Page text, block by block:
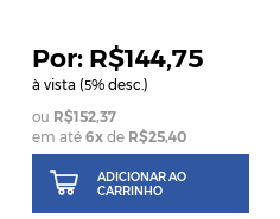
R$144,75
à vista (5% desc.)
R$152,37
em até6x de R$25,40
ADICIONAR AO
CARRINHO